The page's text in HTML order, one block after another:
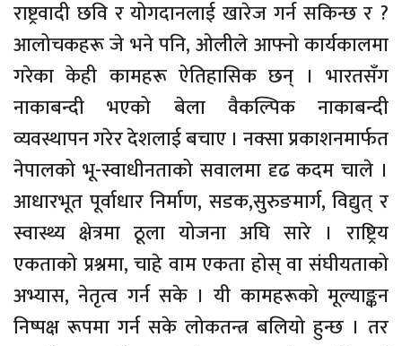
राष्ट्रवादी छवि र योगदानलाई खारेज गर्न सकिन्छ र ?
आलोचकहरू जे भने पनि, ओलीले आफ्नो कार्यकालमा
गरेका केही कामहरू ऐतिहासिक छन् । भारतसँग
नाकाबन्दी भएको बेला वैकल्पिक नाकाबन्दी
व्यवस्थापन गरेर देशलाई बचाए । नक्सा प्रकाशनमार्फत
नेपालको भू-स्वाधीनताको सवालमा दृढ कदम चाले ।
आधारभूत पूर्वाधार निर्माण, सडक,सुरुङमार्ग, विद्युत् र
स्वास्थ्य क्षेत्रमा ठूला योजना अघि सारे । राष्ट्रिय
एकताको प्रश्नमा, चाहे वाम एकता होस् वा संघीयताको
अभ्यास, नेतृत्व गर्न सके । यी कामहरूको मूल्याङ्कन
निष्पक्ष रूपमा गर्न सके लोकतन्त्र बलियो हुन्छ । तर